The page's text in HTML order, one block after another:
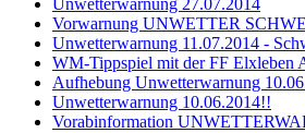
Unwetterwarnung 27.07.2014
Vorwarnung UNWETTER
Unwetterwarnung 11.07.2014 -
WM-Tippspiel mit der FF Elxleben
Aufhebung Unwetterwarnung
Unwetterwarnung 10.06.2014!!
Vorabinformation